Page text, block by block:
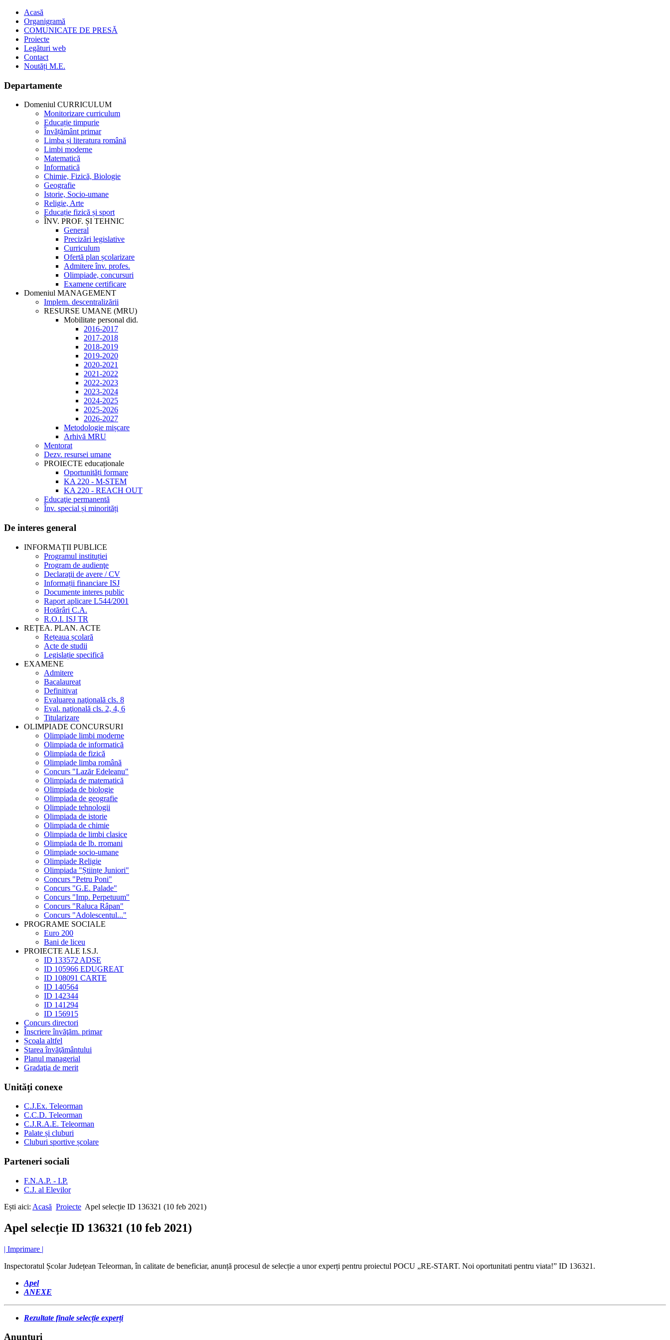
Acasă
Organigramă
COMUNICATE DE PRESĂ
Proiecte
Legături web
Contact
Noutăți M.E.
Departamente
Domeniul CURRICULUM
Monitorizare curriculum
Educație timpurie
Învățământ primar
Limba și literatura română
Limbi moderne
Matematică
Informatică
Chimie, Fizică, Biologie
Geografie
Istorie, Socio-umane
Religie, Arte
Educație fizică și sport
ÎNV. PROF. ȘI TEHNIC
General
Precizări legislative
Curriculum
Ofertă plan școlarizare
Admitere înv. profes.
Olimpiade, concursuri
Examene certificare
Domeniul MANAGEMENT
Implem. descentralizării
RESURSE UMANE (MRU)
Mobilitate personal did.
2016-2017
2017-2018
2018-2019
2019-2020
2020-2021
2021-2022
2022-2023
2023-2024
2024-2025
2025-2026
2026-2027
Metodologie mișcare
Arhivă MRU
Mentorat
Dezv. resursei umane
PROIECTE educaționale
Oportunități formare
KA 220 - M-STEM
KA 220 - REACH OUT
Educaţie permanentă
Înv. special și minorități
De interes general
INFORMAȚII PUBLICE
Programul instituției
Program de audienţe
Declaraţii de avere / CV
Informații financiare ISJ
Documente interes public
Raport aplicare L544/2001
Hotărâri C.A.
R.O.I. ISJ TR
REȚEA. PLAN. ACTE
Rețeaua școlară
Acte de studii
Legislație specifică
EXAMENE
Admitere
Bacalaureat
Definitivat
Evaluarea naţională cls. 8
Eval. naţională cls. 2, 4, 6
Titularizare
OLIMPIADE CONCURSURI
Olimpiade limbi moderne
Olimpiada de informatică
Olimpiada de fizică
Olimpiade limba română
Concurs "Lazăr Edeleanu"
Olimpiada de matematică
Olimpiada de biologie
Olimpiada de geografie
Olimpiade tehnologii
Olimpiada de istorie
Olimpiada de chimie
Olimpiada de limbi clasice
Olimpiada de lb. rromani
Olimpiade socio-umane
Olimpiade Religie
Olimpiada "Științe Juniori"
Concurs "Petru Poni"
Concurs "G.E. Palade"
Concurs "Imp. Perpetuum"
Concurs "Raluca Râpan"
Concurs "Adolescentul..."
PROGRAME SOCIALE
Euro 200
Bani de liceu
PROIECTE ALE I.S.J.
ID 133572 ADSE
ID 105966 EDUGREAT
ID 108091 CARTE
ID 140564
ID 142344
ID 141294
ID 156915
Concurs directori
Înscriere învăţăm. primar
Școala altfel
Starea învăţământului
Planul managerial
Gradaţia de merit
Unități conexe
C.J.Ex. Teleorman
C.C.D. Teleorman
C.J.R.A.E. Teleorman
Palate și cluburi
Cluburi sportive școlare
Parteneri sociali
F.N.A.P. - I.P.
C.J. al Elevilor
Ești aici: Acasă Proiecte Apel selecție ID 136321 (10 feb 2021)
Apel selecție ID 136321 (10 feb 2021)
| Imprimare |
Inspectoratul Școlar Județean Teleorman, în calitate de beneficiar, anunță procesul de selecție a unor experți pentru proiectul POCU „RE-START. Noi oportunitati pentru viata!” ID 136321.
Apel
ANEXE
Rezultate finale selecție experți
Anunţuri